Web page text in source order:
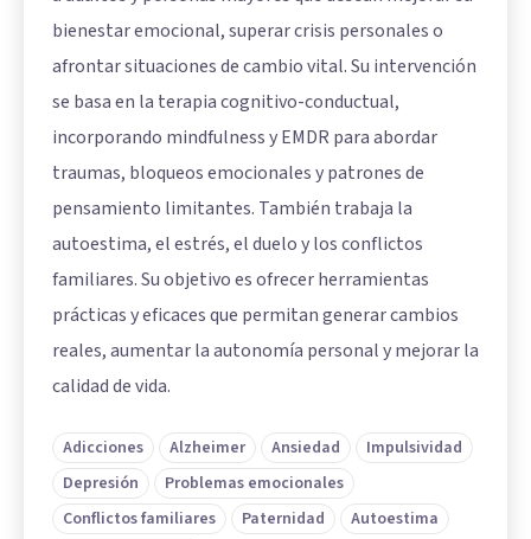
bienestar emocional, superar crisis personales o
afrontar situaciones de cambio vital. Su intervención
se basa en la terapia cognitivo-conductual,
incorporando mindfulness y EMDR para abordar
traumas, bloqueos emocionales y patrones de
pensamiento limitantes. También trabaja la
autoestima, el estrés, el duelo y los conflictos
familiares. Su objetivo es ofrecer herramientas
prácticas y eficaces que permitan generar cambios
reales, aumentar la autonomía personal y mejorar la
calidad de vida.
Adicciones Alzheimer Ansiedad
Impulsividad
Depresión
Problemas emocionales
Conflictos familiares
Paternidad
Autoestima